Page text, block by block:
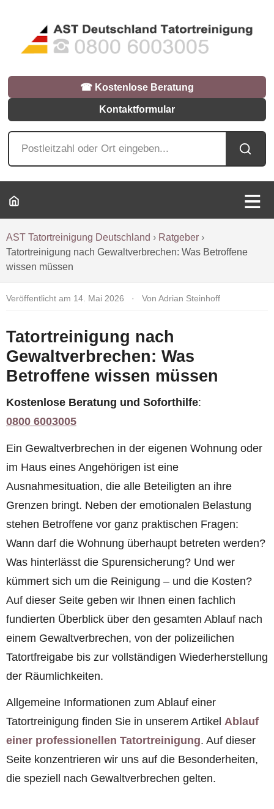
☎︎ Kostenlose Beratung
Kontaktformular
AST Tatortreinigung Deutschland › Ratgeber ›
Tatortreinigung nach Gewaltverbrechen: Was Betroffene
wissen müssen
Veröffentlicht am 14. Mai 2026 · Von Adrian Steinhoff
Tatortreinigung nach
Gewaltverbrechen: Was
Betroffene wissen müssen
Kostenlose Beratung und Soforthilfe:
0800 6003005
Ein Gewaltverbrechen in der eigenen Wohnung oder
im Haus eines Angehörigen ist eine
Ausnahmesituation, die alle Beteiligten an ihre
Grenzen bringt. Neben der emotionalen Belastung
stehen Betroffene vor ganz praktischen Fragen:
Wann darf die Wohnung überhaupt betreten werden?
Was hinterlässt die Spurensicherung? Und wer
kümmert sich um die Reinigung – und die Kosten?
Auf dieser Seite geben wir Ihnen einen fachlich
fundierten Überblick über den gesamten Ablauf nach
einem Gewaltverbrechen, von der polizeilichen
Tatortfreigabe bis zur vollständigen Wiederherstellung
der Räumlichkeiten.
Allgemeine Informationen zum Ablauf einer
Tatortreinigung finden Sie in unserem Artikel Ablauf
einer professionellen Tatortreinigung. Auf dieser
Seite konzentrieren wir uns auf die Besonderheiten,
die speziell nach Gewaltverbrechen gelten.